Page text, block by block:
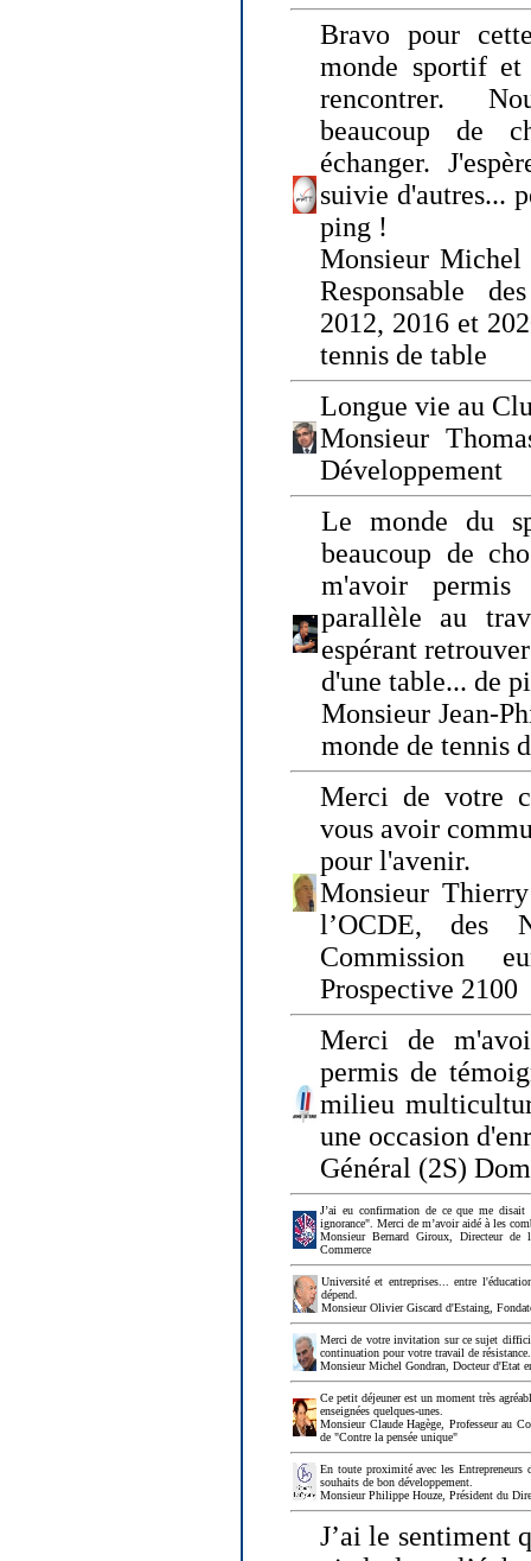
Bravo pour
monde sportif
rencontrer.
beaucoup de
échanger.
suivie d'autres...
ping !
Monsieur
Responsable
2012, 2016 et
tennis de table
Longue vie au
Monsieur
Développement
Le monde du
beaucoup de
m'avoir
parallèle au
espérant
d'une table... de
Monsieur Jean-
monde de tennis
Merci de votre
vous avoir
pour l'avenir.
Monsieur
l’OCDE, des
Commission
Prospective 2100
Merci de
permis de
milieu
une occasion
Général (2S)
J’ai eu confirmation de ce que me disait
ignorance". Merci de m’avoir aidé à les
Monsieur Bernard Giroux, Directeur de
Commerce
Université et entreprises... entre
dépend.
Monsieur Olivier Giscard d'Estaing,
Merci de votre invitation sur ce sujet
continuation pour votre travail de
Monsieur Michel Gondran, Docteur d'Etat
Ce petit déjeuner est un moment très
enseignées quelques-unes.
Monsieur Claude Hagège, Professeur au
de "Contre la pensée unique"
En toute proximité avec les
souhaits de bon développement.
Monsieur Philippe Houze, Président du
J’ai le sentiment